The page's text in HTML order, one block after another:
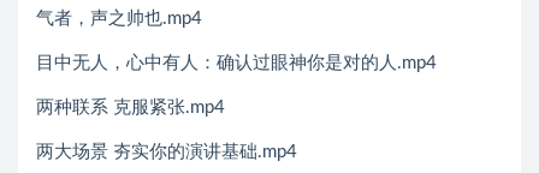
气者，声之帅也.mp4
目中无人，心中有人：确认过眼神你是对的人.mp4
两种联系 克服紧张.mp4
两大场景 夯实你的演讲基础.mp4